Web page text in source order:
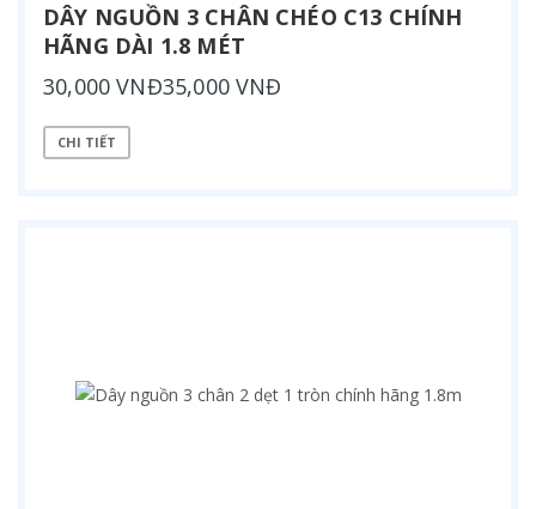
DÂY NGUỒN 3 CHÂN CHÉO C13 CHÍNH
HÃNG DÀI 1.8 MÉT
30,000 VNĐ35,000 VNĐ
CHI TIẾT